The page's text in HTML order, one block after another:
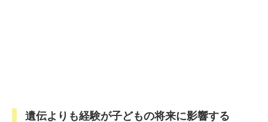
遺伝よりも経験が子どもの将来に影響する